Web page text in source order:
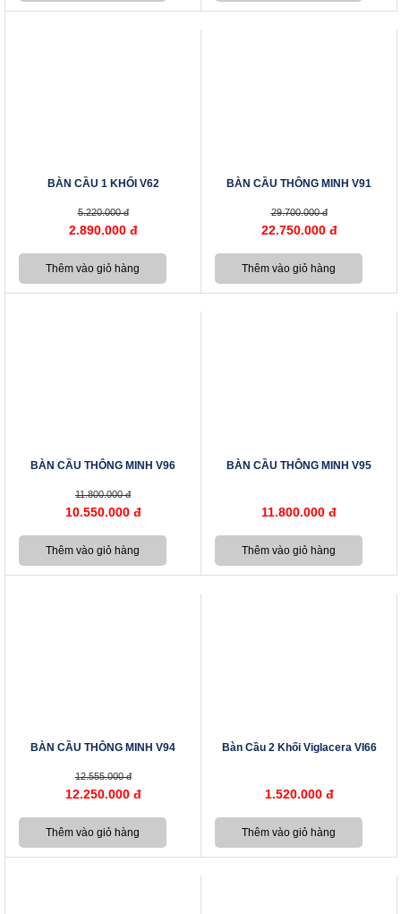
BÀN CẦU 1 KHỐI V62
5.220.000 đ
2.890.000 đ
BÀN CẦU THÔNG MINH V91
29.700.000 đ
22.750.000 đ
BÀN CẦU THÔNG MINH V96
11.800.000 đ
10.550.000 đ
BÀN CẦU THÔNG MINH V95
11.800.000 đ
BÀN CẦU THÔNG MINH V94
12.555.000 đ
12.250.000 đ
Bàn Cầu 2 Khối Viglacera VI66
1.520.000 đ